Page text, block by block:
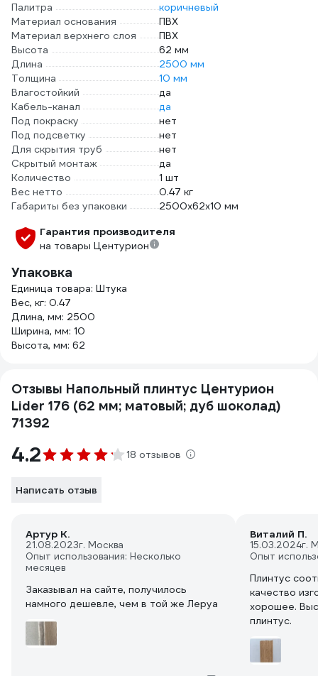
Палитра
коричневый
Материал основания
ПВХ
Материал верхнего слоя
ПВХ
Высота
62 мм
Длина
2500 мм
Толщина
10 мм
Влагостойкий
да
Кабель-канал
да
Под покраску
нет
Под подсветку
нет
Для скрытия труб
нет
Скрытый монтаж
да
Количество
1 шт
Вес нетто
0.47 кг
Габариты без упаковки
2500х62х10 мм
Гарантия производителя
на товары Центурион
Упаковка
Единица товара: Штука
Вес, кг: 0.47
Длина, мм: 2500
Ширина, мм: 10
Высота, мм: 62
Отзывы Напольный плинтус Центурион
Lider 176 (62 мм; матовый; дуб шоколад)
71392
4.2 18 отзывов
Написать отзыв
Артур К.
21.08.2023г. Москва
Опыт использования: Несколько
месяцев
Заказывал на сайте, получилось
намного дешевле, чем в той же Леруа
Виталий П.
15.03.2024г.
Опыт
Плинтус
качество
хорошее.
плинтус.